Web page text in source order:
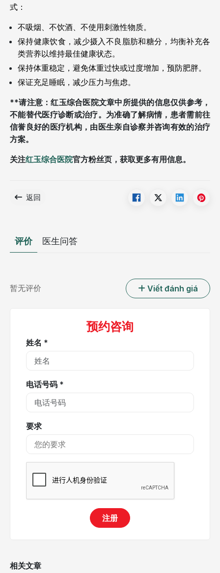
式：
不吸烟、不饮酒、不使用刺激性物质。
保持健康饮食，减少摄入不良脂肪和糖分，均衡补充各
类营养以维持最佳健康状态。
保持体重稳定，避免体重过快或过度增加，预防肥胖。
保证充足睡眠，减少压力与焦虑。
**请注意：红玉综合医院文章中所提供的信息仅供参考，
不能替代医疗诊断或治疗。为准确了解病情，患者需前往
信誉良好的医疗机构，由医生亲自诊察并咨询有效的治疗
方案。
关注红玉综合医院官方粉丝页，获取更多有用信息。
返回
评价 医生问答
暂无评价 Viết đánh giá
预约咨询
姓名 *
电话号码 *
要求
注册
相关文章